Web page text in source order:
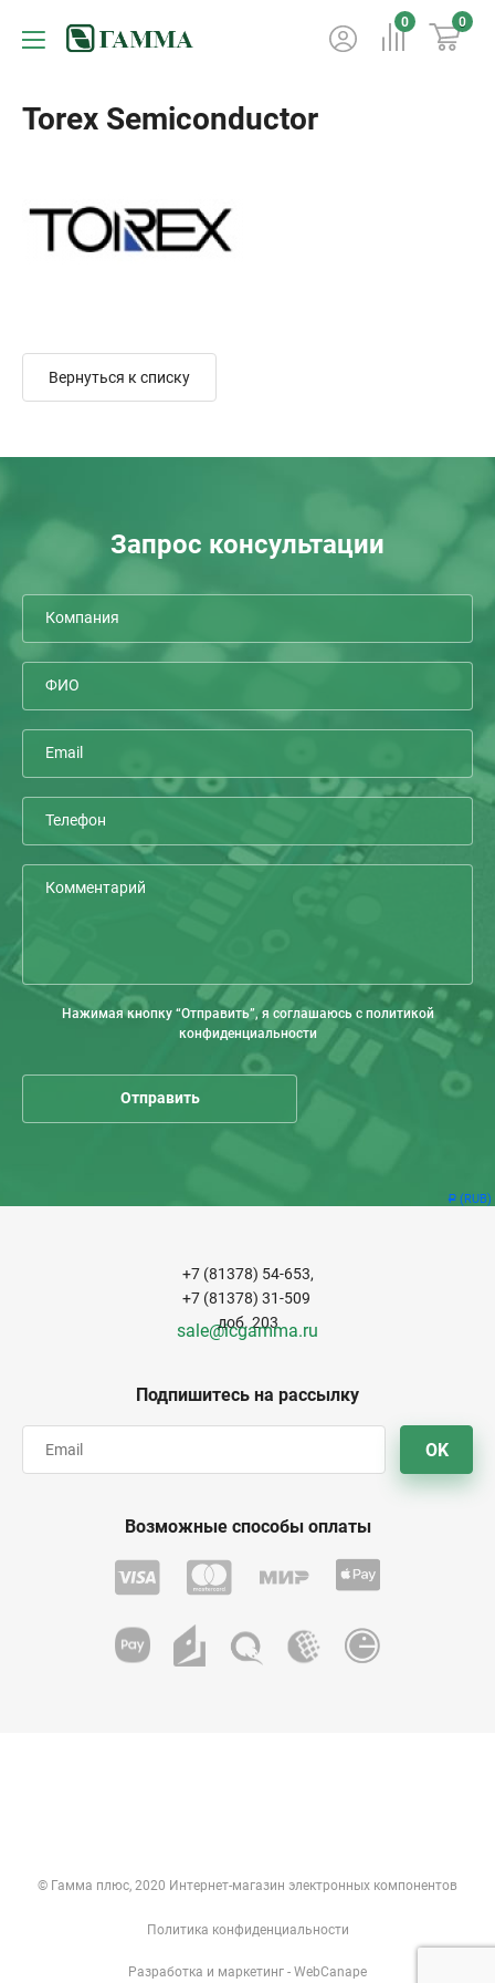
Р (RUB)
0 0
Torex Semiconductor
Вернуться к списку
Запрос консультации
Нажимая кнопку “Отправить”, я соглашаюсь с политикой
конфиденциальности
Подпишитесь на рассылку
OK
+7 (81378) 54-653,
+7 (81378) 31-509
доб. 203
sale@icgamma.ru
Возможные способы оплаты
© Гамма плюс, 2020 Интернет-магазин электронных компонентов
Политика конфиденциальности
Разработка и маркетинг - WebCanape